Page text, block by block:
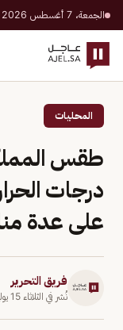
الجمعة، 7 أغسطس 2026 · 24 صفر 1448 هـ
المحليات
طقس
درجات
على عدة
فريق التحرير
نُشر في الثلاثاء 15 يوليو 2025